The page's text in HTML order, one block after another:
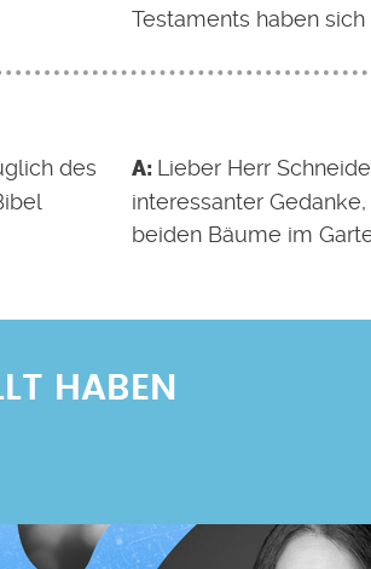
Testaments haben sich
des
Lieber Herr
interessanter
beiden Bäume im
HABEN